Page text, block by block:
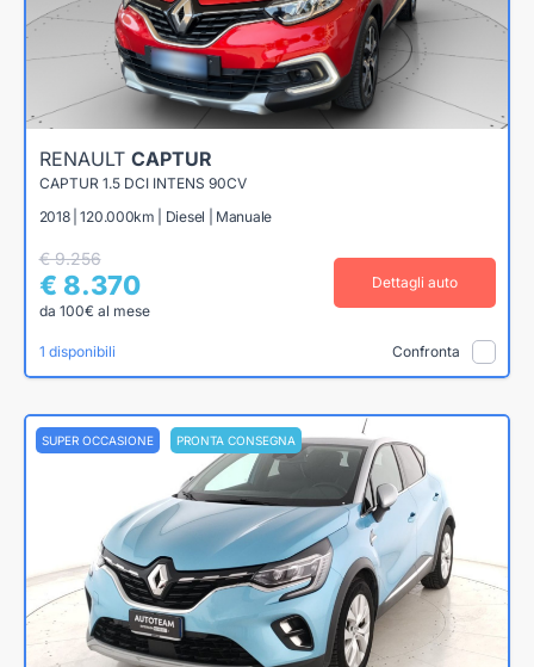
RENAULT CAPTUR
CAPTUR 1.5 DCI INTENS 90CV
2018 | 120.000km | Diesel | Manuale
€ 9.256
€ 8.370
da 100€ al mese
Dettagli auto
1 disponibili Confronta
SUPER OCCASIONE PRONTA CONSEGNA